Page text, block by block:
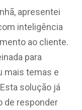
apresentei
inteligência
ao cliente.
para
mais temas e
solução já
de responder